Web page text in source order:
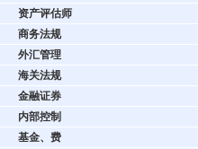
资产评估师
商务法规
外汇管理
海关法规
金融证券
内部控制
基金、费